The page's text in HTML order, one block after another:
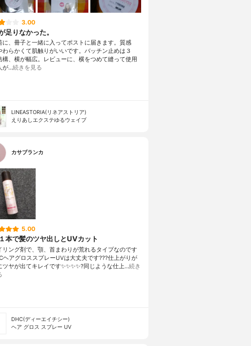
3.00
足りなかった。
に、冊子と一緒に入ってポストに届きます。質感
わらかくて肌触りがいいです。バッチン止めは３
構、横が幅広。レビューに、横をつめて縫って使用
が…続きを見る
LINEASTORIA(リネアストリア)
えりあしエクステゆるウェイブ
カサブランカ
5.00
本で髪のツヤ出しとUVカット
リング剤で、顎、首まわりが荒れるタイプなのです
ヘアグロススプレーUVは大丈夫です???仕上がりが
ツヤが出てキレイです✨✨✨✨?同じような仕上…続き
DHC(ディーエイチシー)
ヘア グロス スプレー UV